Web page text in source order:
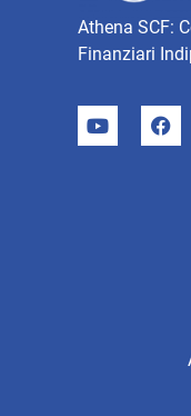
Athena SCF:
Finanziari